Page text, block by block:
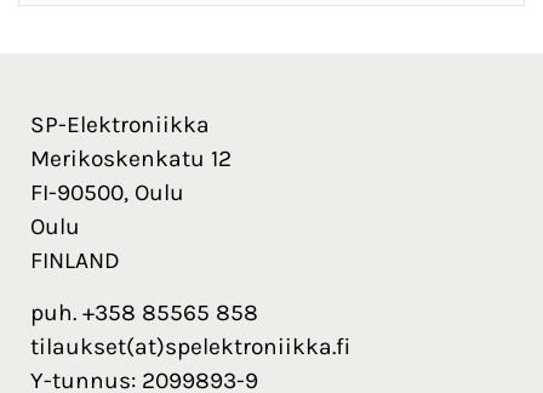
SP-Elektroniikka
Merikoskenkatu 12
FI-90500, Oulu
Oulu
FINLAND
puh. +358 85565 858
tilaukset(at)spelektroniikka.fi
Y-tunnus: 2099893-9